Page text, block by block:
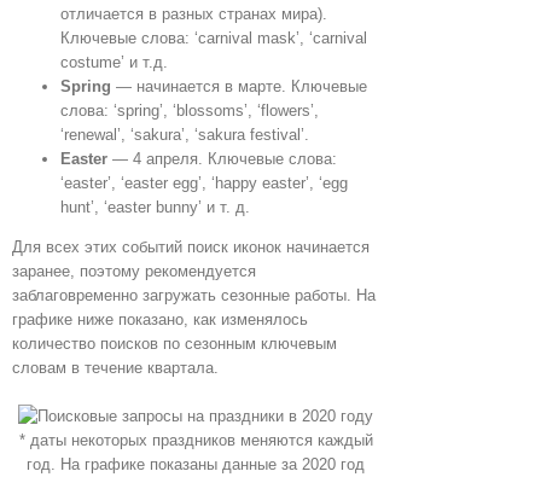
отличается в разных странах мира).
Ключевые слова: ‘carnival mask’, ‘carnival
costume’ и т.д.
Spring — начинается в марте. Ключевые
слова: ‘spring’, ‘blossoms’, ‘flowers’,
‘renewal’, ‘sakura’, ‘sakura festival’.
Easter — 4 апреля. Ключевые слова:
‘easter’, ‘easter egg’, ‘happy easter’, ‘egg
hunt’, ‘easter bunny’ и т. д.
Для всех этих событий поиск иконок начинается
заранее, поэтому рекомендуется
заблаговременно загружать сезонные работы. На
графике ниже показано, как изменялось
количество поисков по сезонным ключевым
словам в течение квартала.
* даты некоторых праздников меняются каждый
год. На графике показаны данные за 2020 год